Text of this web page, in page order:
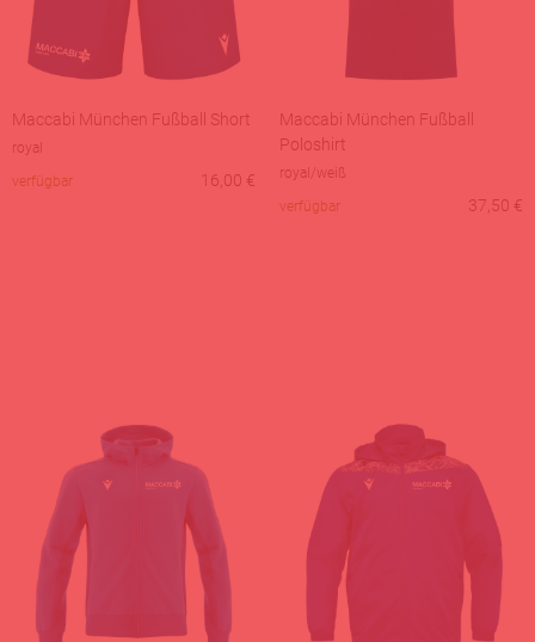
Maccabi München Fußball Short
royal
verfügbar
16,00 €
Maccabi München Fußball
Poloshirt
royal/weiß
verfügbar
37,50 €